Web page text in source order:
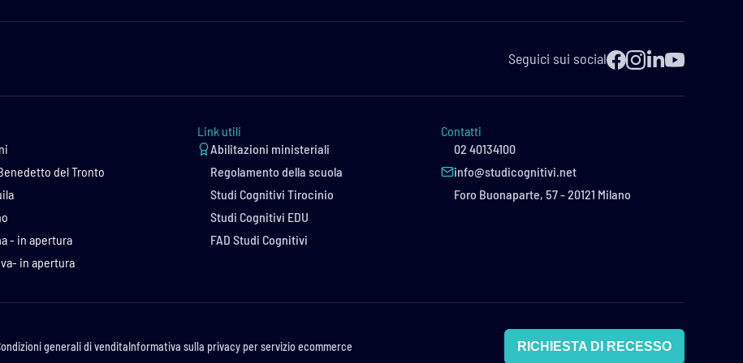
Seguici sui social
del Tronto
- in apertura
in apertura
Link utili
Abilitazioni ministeriali
Regolamento della scuola
Studi Cognitivi Tirocinio
Studi Cognitivi EDU
FAD Studi Cognitivi
Contatti
02 40134100
info@studicognitivi.net
Foro Buonaparte, 57 - 20121 Milano
generali di venditaInformativa sulla privacy per servizio ecommerce RICHIESTA DI RECESSO